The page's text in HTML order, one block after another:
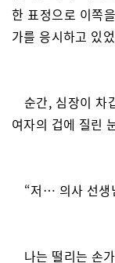
한 표정으로 이쪽
가를 응시하고 있
순간, 심장이 차
여자의 겁에 질린
“저… 의사 선생
나는 떨리는 손